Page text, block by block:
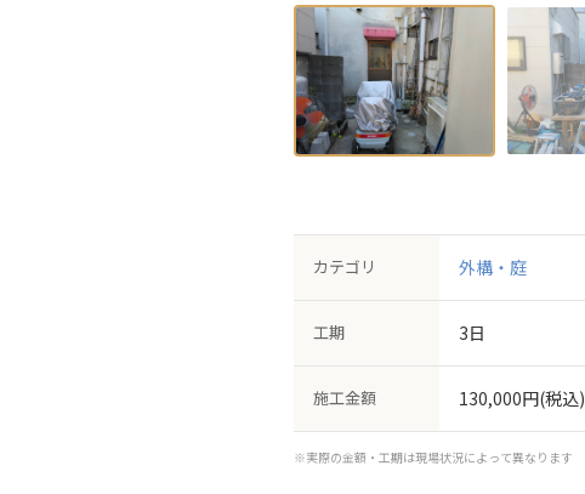
カテゴリ 外構・庭
工期 3日
施工金額 130,000円(税込)
※実際の金額・工期は現場状況によって異なります